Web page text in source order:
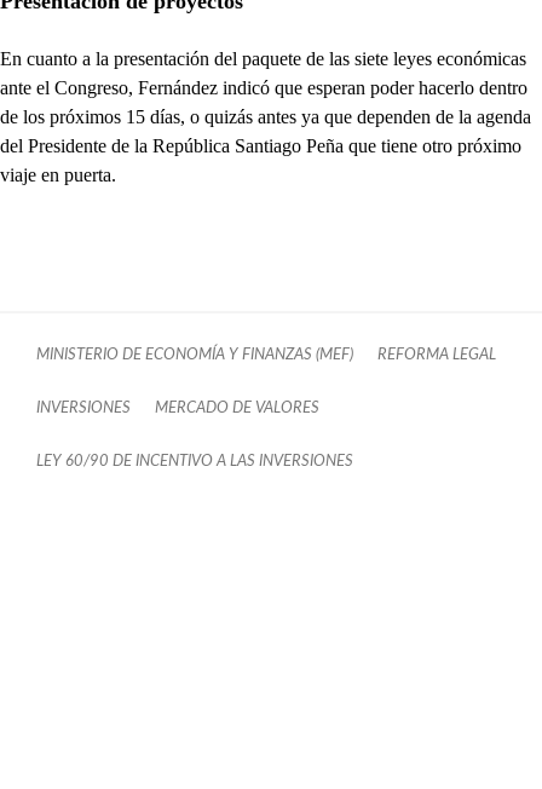
En cuanto a la presentación del paquete de las siete leyes económicas
ante el Congreso, Fernández indicó que esperan poder hacerlo dentro
de los próximos 15 días, o quizás antes ya que dependen de la agenda
del Presidente de la República Santiago Peña que tiene otro próximo
viaje en puerta.
MINISTERIO DE ECONOMÍA Y FINANZAS (MEF) REFORMA LEGAL
INVERSIONES MERCADO DE VALORES
LEY 60/90 DE INCENTIVO A LAS INVERSIONES